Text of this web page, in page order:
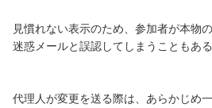
見慣れない表示のため、参加者が本物
迷惑メールと誤認してしまうこともある
代理人が変更を送る際は、あらかじめ